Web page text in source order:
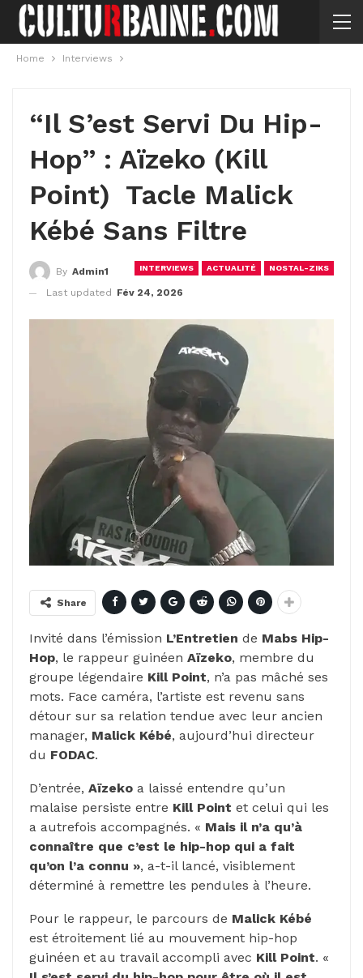
Home Interviews
“Il S’est Servi Du Hip-
Hop” : Aïzeko (Kill
Point) Tacle Malick
Kébé Sans Filtre
INTERVIEWS ACTUALITÉ NOSTAL-ZIKS
By Admin1
Last updated
Fév 24, 2026
Share
Invité dans l’émission L’Entretien de Mabs Hip-
Hop, le rappeur guinéen Aïzeko, membre du
groupe légendaire Kill Point, n’a pas mâché ses
mots. Face caméra, l’artiste est revenu sans
détour sur sa relation tendue avec leur ancien
manager, Malick Kébé, aujourd’hui directeur
du FODAC.
D’entrée, Aïzeko a laissé entendre qu’un
malaise persiste entre Kill Point et celui qui les
a autrefois accompagnés. « Mais il n’a qu’à
connaître que c’est le hip-hop qui a fait
qu’on l’a connu », a-t-il lancé, visiblement
déterminé à remettre les pendules à l’heure.
Pour le rappeur, le parcours de Malick Kébé
est étroitement lié au mouvement hip-hop
guinéen et au travail accompli avec Kill Point. «